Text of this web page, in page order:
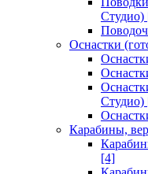
Студио)
Оснастки
Студио)
Карабины,
[4]